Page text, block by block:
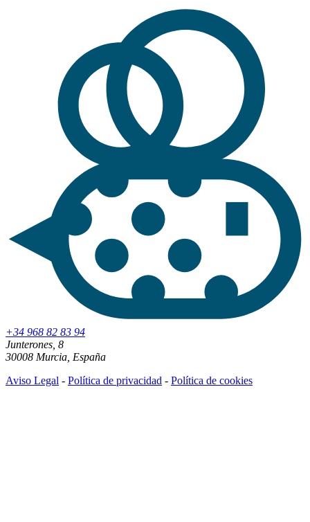
+34 968 82 83 94
Junterones, 8
30008 Murcia, España
Aviso Legal - Política de privacidad - Política de cookies